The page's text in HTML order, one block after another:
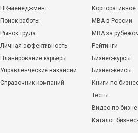
HR-менеджмент
Поиск работы
Рынок труда
Личная эффективность
Планирование карьеры
Управленческие вакансии
Справочник компаний
Корпоративное
MBA в России
MBA за
Рейтинги
Бизнес-курсы
Бизнес-кейсы
Книги по
Тесты
Видео по
Каталог